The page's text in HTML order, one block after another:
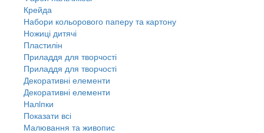
Крейда
Набори кольорового паперу та картону
Ножиці дитячі
Пластилін
Приладдя для творчості
Приладдя для творчості
Декоративні елементи
Декоративні елементи
Налiпки
Показати всі
Малювання та живопис